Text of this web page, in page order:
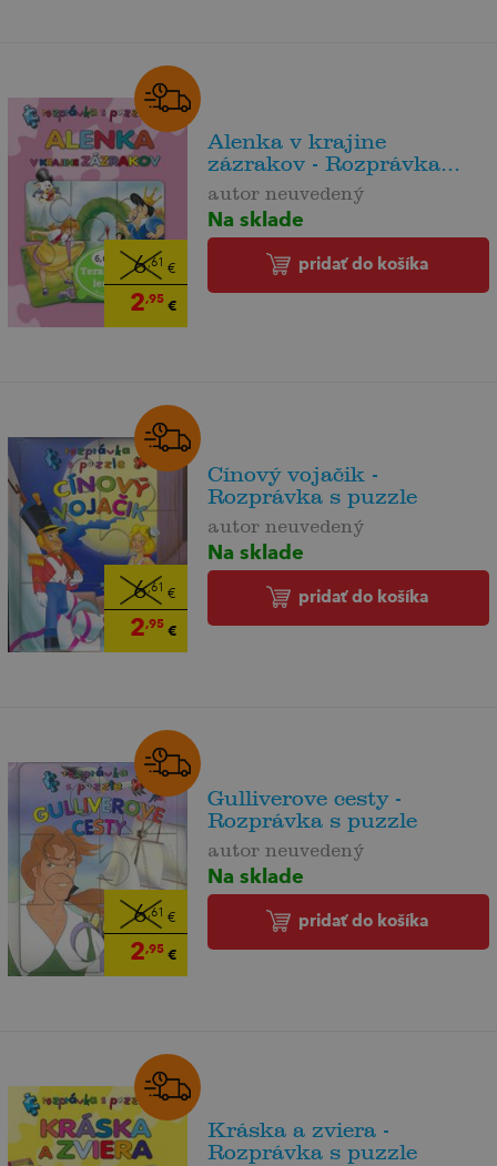
6,61 €
2,95€
Alenka v krajine
zázrakov - Rozprávka...
autor neuvedený
Na sklade
pridať do košíka
6,61 €
2,95€
Cínový vojačik -
Rozprávka s puzzle
autor neuvedený
Na sklade
pridať do košíka
6,61 €
2,95€
Gulliverove cesty -
Rozprávka s puzzle
autor neuvedený
Na sklade
pridať do košíka
Kráska a zviera -
Rozprávka s puzzle